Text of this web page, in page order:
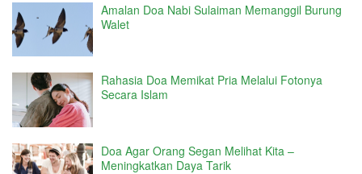
Amalan Doa Nabi Sulaiman Memanggil Burung
Walet
Rahasia Doa Memikat Pria Melalui Fotonya
Secara Islam
Doa Agar Orang Segan Melihat Kita –
Meningkatkan Daya Tarik